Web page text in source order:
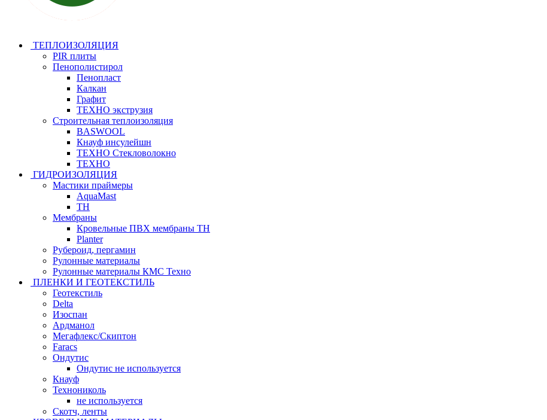
ТЕПЛОИЗОЛЯЦИЯ
PIR плиты
Пенополистирол
Пенопласт
Калкан
Графит
ТЕХНО экструзия
Строительная теплоизоляция
BASWOOL
Кнауф инсулейшн
ТЕХНО Стекловолокно
ТЕХНО
ГИДРОИЗОЛЯЦИЯ
Мастики праймеры
AquaMast
ТН
Мембраны
Кровельные ПВХ мембраны ТН
Planter
Рубероид, пергамин
Рулонные материалы
Рулонные материалы КМС Техно
ПЛЕНКИ И ГЕОТЕКСТИЛЬ
Геотекстиль
Delta
Изоспан
Ардманол
Мегафлекс/Скиптон
Faracs
Ондутис
Ондутис не используется
Кнауф
Технониколь
не используется
Скотч, ленты